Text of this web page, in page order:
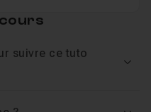
suivre ce tuto